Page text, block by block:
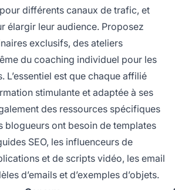
différents canaux de trafic, et
élargir leur audience. Proposez
exclusifs, des ateliers
du coaching individuel pour les
L’essentiel est que chaque affilié
stimulante et adaptée à ses
des ressources spécifiques
blogueurs ont besoin de templates
SEO, les influenceurs de
et de scripts vidéo, les email
d’emails et d’exemples d’objets.